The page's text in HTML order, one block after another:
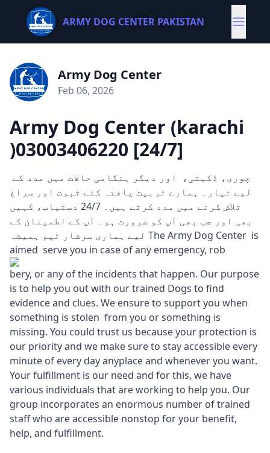
ARMY DOG CENTER PAKISTAN
Army Dog Center
Feb 06, 2026
Army Dog Center (karachi
)03003406220 [24/7]
لیے تیار۔ ہمارے تربیت یافتہ کتے ثبوت اور سراغ
تلاش کرنے میں مدد کرتے ہیں۔ 24/7 دستیاب، کہیں
بھی اور جب بھی آپ کو ضرورت ہو۔ آپ کے اطمینان کے
لیے ہماری سرشار ٹیم ہمیشہ The Army Dog Center is
aimed serve you in case of any emergency, rob
bery, or any of the incidents that happen. Our purpose
is to help you out with our trained Dogs to find
evidence and clues. We ensure to support you when
something is stolen from you or something is
missing. You could trust us because your protection is
our priority and we make sure to stay accessible every
minute of every day anyplace and whenever you want.
Your fulfillment is our need and for this, we have
various individuals that are working to help you. Our
group incorporates an enormous number of trained
staff who are accessible nonstop for your benefit,
help, and fulfillment.